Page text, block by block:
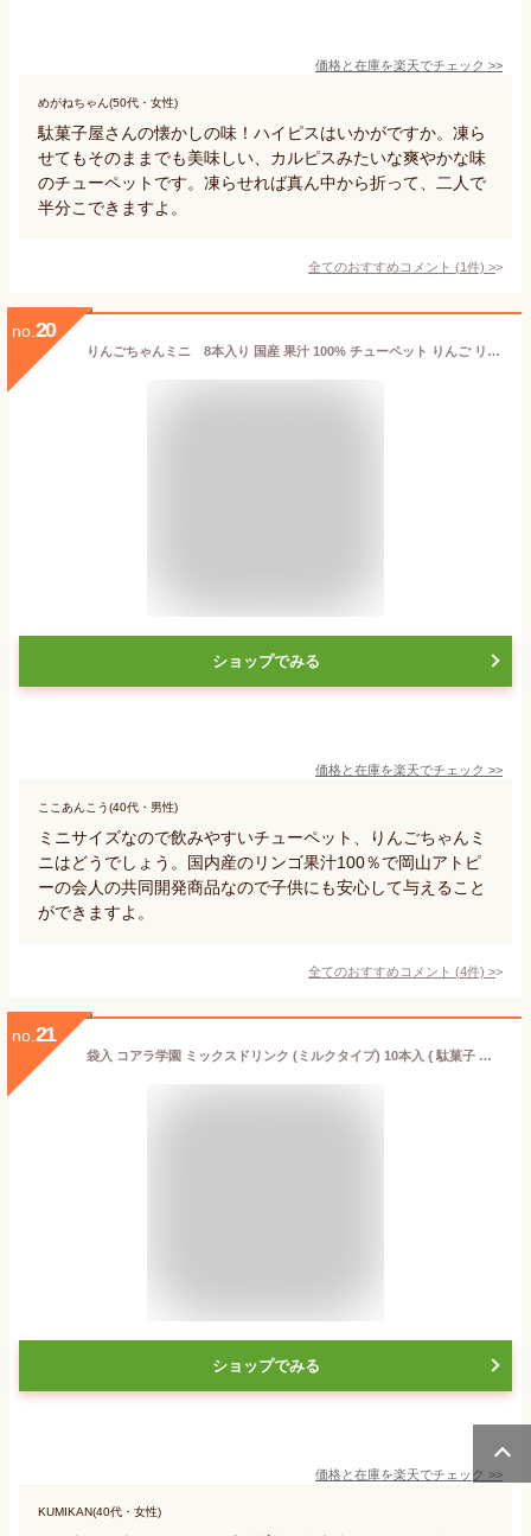
価格と在庫を楽天でチェック >>
めがねちゃん(50代・女性)
駄菓子屋さんの懐かしの味！ハイピスはいかがですか。凍ら
せてもそのままでも美味しい、カルピスみたいな爽やかな味
のチューペットです。凍らせれば真ん中から折って、二人で
半分こできますよ。
全てのおすすめコメント (1件) >
no. 20
りんごちゃんミニ 8本入り 国産 果汁 100% チューペット りんご リンゴ 林檎 アイス おやつ 岡山 特産品 お土産 無添加 ジュース 濃縮 還元 チューチューアイス
ショップでみる
価格と在庫を楽天でチェック >>
ここあんこう(40代・男性)
ミニサイズなので飲みやすいチューペット、りんごちゃんミ
ニはどうでしょう。国内産のリンゴ果汁100％で岡山アトピ
ーの会人の共同開発商品なので子供にも安心して与えること
ができますよ。
全てのおすすめコメント (4件) >
no. 21
袋入 コアラ学園 ミックスドリンク (ミルクタイプ) 10本入 { 駄菓子 お菓子 アイスキャンディ アイス チューペット チューチュー ポッキン メン子ちゃん ポッキンアイス 棒ジュース 棒アイス }{ 子供会 景品 お祭り 縁日 おかし アイス }[23D21]
ショップでみる
価格と在庫を楽天でチェック >>
KUMIKAN(40代・女性)